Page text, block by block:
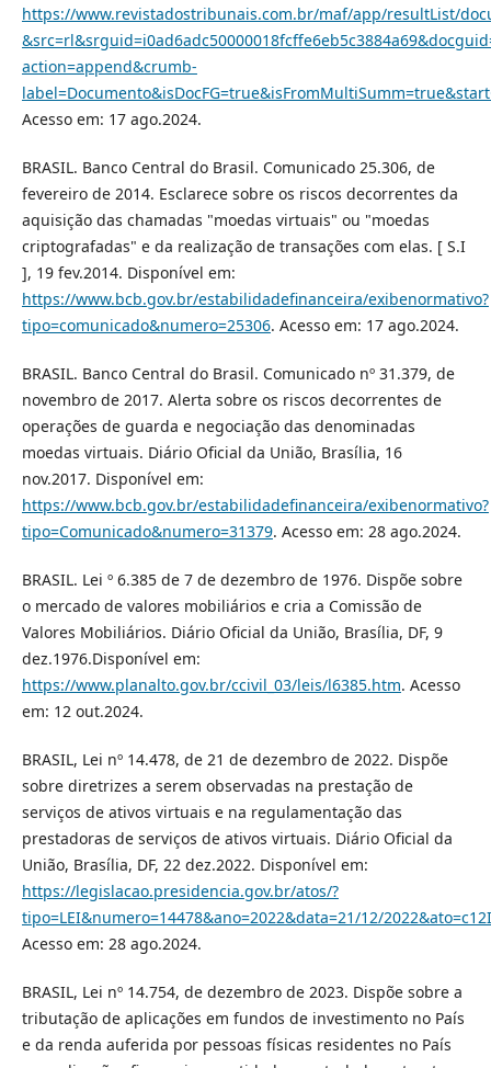
https://www.revistadostribunais.com.br/maf/app/resultList/
action=append&crumb-
Acesso em: 17 ago.2024.
BRASIL. Banco Central do Brasil. Comunicado 25.306, de
fevereiro de 2014. Esclarece sobre os riscos decorrentes da
aquisição das chamadas "moedas virtuais" ou "moedas
criptografadas" e da realização de transações com elas. [ S.I
], 19 fev.2014. Disponível em:
https://www.bcb.gov.br/estabilidadefinanceira/exibenormativo?
tipo=comunicado&numero=25306. Acesso em: 17 ago.2024.
BRASIL. Banco Central do Brasil. Comunicado nº 31.379, de
novembro de 2017. Alerta sobre os riscos decorrentes de
operações de guarda e negociação das denominadas
moedas virtuais. Diário Oficial da União, Brasília, 16
nov.2017. Disponível em:
https://www.bcb.gov.br/estabilidadefinanceira/exibenormativo?
tipo=Comunicado&numero=31379. Acesso em: 28 ago.2024.
BRASIL. Lei º 6.385 de 7 de dezembro de 1976. Dispõe sobre
o mercado de valores mobiliários e cria a Comissão de
Valores Mobiliários. Diário Oficial da União, Brasília, DF, 9
dez.1976.Disponível em:
https://www.planalto.gov.br/ccivil_03/leis/l6385.htm. Acesso
em: 12 out.2024.
BRASIL, Lei nº 14.478, de 21 de dezembro de 2022. Dispõe
sobre diretrizes a serem observadas na prestação de
serviços de ativos virtuais e na regulamentação das
prestadoras de serviços de ativos virtuais. Diário Oficial da
União, Brasília, DF, 22 dez.2022. Disponível em:
https://legislacao.presidencia.gov.br/atos/?
tipo=LEI&numero=14478&ano=2022&data=21/12/
Acesso em: 28 ago.2024.
BRASIL, Lei nº 14.754, de dezembro de 2023. Dispõe sobre a
tributação de aplicações em fundos de investimento no País
e da renda auferida por pessoas físicas residentes no País